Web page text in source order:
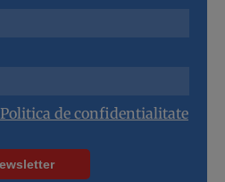
Politica de confidentialitate